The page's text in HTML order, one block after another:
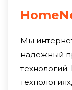
Интернета
Мы
надежный